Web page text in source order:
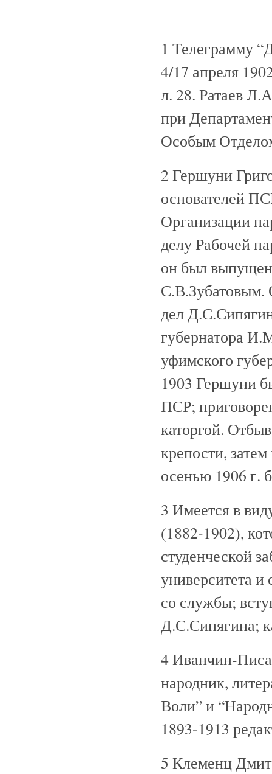
1 Телеграмму
4/17 апреля
л. 28. Ратаев
при
Особым
2 Гершуни
основателей
Организации
делу Рабочей
он был выпущен
С.В.Зубатовым.
дел
губернатора
уфимского
1903 Гершуни
ПСР;
каторгой.
крепости,
осенью 1906 г.
3 Имеется в
(1882-1902),
студенческой
университета
со службы;
Д.С.Сипягина;
4 Иванчин-
народник,
Воли” и
1893-1913
5 Клеменц